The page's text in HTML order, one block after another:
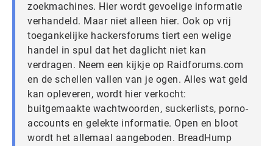
zoekmachines. Hier wordt gevoelige informatie
verhandeld. Maar niet alleen hier. Ook op vrij
toegankelijke hackersforums tiert een welige
handel in spul dat het daglicht niet kan
verdragen. Neem een kijkje op Raidforums.com
en de schellen vallen van je ogen. Alles wat geld
kan opleveren, wordt hier verkocht:
buitgemaakte wachtwoorden, suckerlists, porno-
accounts en gelekte informatie. Open en bloot
wordt het allemaal aangeboden. BreadHump